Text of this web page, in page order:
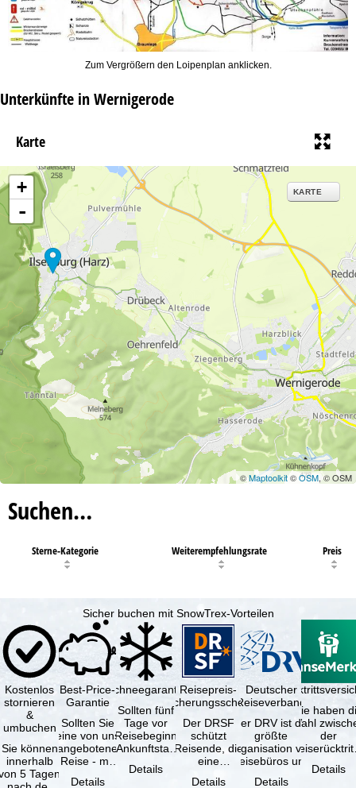
Zum Vergrößern den Loipenplan anklicken.
Unterkünfte in Wernigerode
Karte
+
-
KARTE
©Maptoolkit©OSM, © OSM
Suchen…
Sterne-Kategorie Weiterempfehlungsrate Preis
Sicher buchen mit SnowTrex-Vorteilen
Kostenlos
stornieren
&
umbuchen
Sie können
innerhalb
5 Tagen
Best-Price-
Garantie
Sollten Sie
eine von uns
angebotene
Reise - mit
Details
Schneegarantie
Sollten fünf
Tage vor
Reisebeginn
(Ankunftstag)
Schneemangel
Details
Reisepreis-
Sicherungsschein
Der DRSF
schützt
Reisende, die
eine
Details
Deutscher
Reiseverband
Der DRV ist die
größte
Organisation von
Reisebüros und
Reiseveranstaltern
Details
Sie haben
Wahl
der
(inklusive
Details